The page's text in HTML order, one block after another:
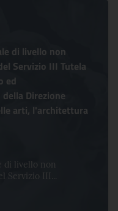
di livello non
Servizio III Tutela
ed
Direzione
arti, l'architettura
di livello non
Servizio III...